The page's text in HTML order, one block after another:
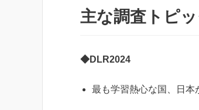
主な調査トピ
◆DLR2024
最も学習熱心な国、日本